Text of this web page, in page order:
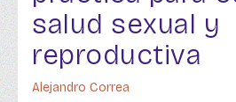
salud sexual y
reproductiva
Alejandro Correa